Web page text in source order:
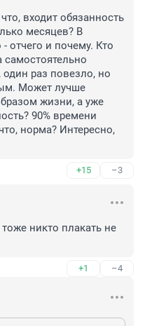
входит обязанность
месяцев? В
отчего и почему. Кто
раз повезло, но
Может лучше
жизни, а уже
90% времени
норма? Интересно,
+15 –3
никто плакать не
+1 –4